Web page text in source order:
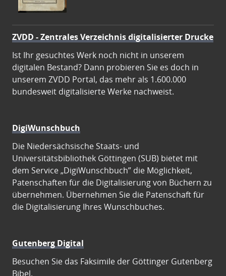
ZVDD - Zentrales Verzeichnis digitalisierter Drucke
Ist Ihr gesuchtes Werk noch nicht in unserem
digitalen Bestand? Dann probieren Sie es doch in
unserem ZVDD Portal, das mehr als 1.600.000
bundesweit digitalisierte Werke nachweist.
DigiWunschbuch
Die Niedersächsische Staats- und
Universitätsbibliothek Göttingen (SUB) bietet mit
dem Service „DigiWunschbuch” die Möglichkeit,
Patenschaften für die Digitalisierung von Büchern zu
übernehmen. Übernehmen Sie die Patenschaft für
die Digitalisierung Ihres Wunschbuches.
Gutenberg Digital
Besuchen Sie das Faksimile der Göttinger Gutenberg
Bibel.